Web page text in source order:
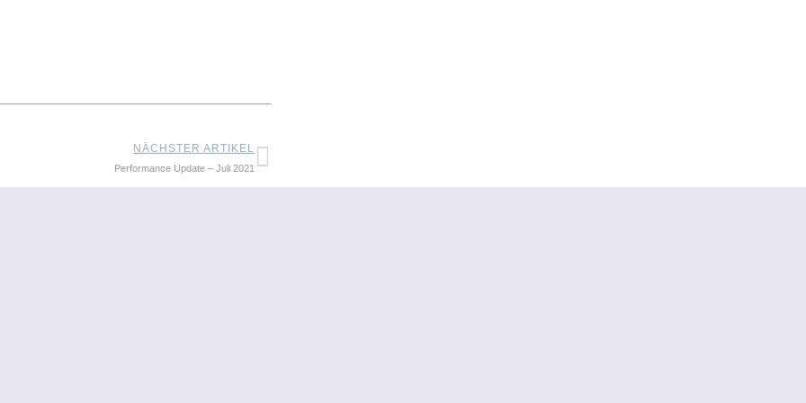
NÄCHSTER ARTIKEL
Performance Update – Juli 2021